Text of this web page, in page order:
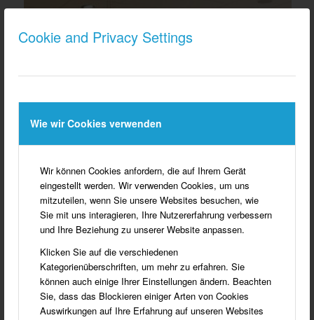
Cookie and Privacy Settings
Wie wir Cookies verwenden
Wir können Cookies anfordern, die auf Ihrem Gerät
eingestellt werden. Wir verwenden Cookies, um uns
mitzuteilen, wenn Sie unsere Websites besuchen, wie
Sie mit uns interagieren, Ihre Nutzererfahrung verbessern
und Ihre Beziehung zu unserer Website anpassen.
Klicken Sie auf die verschiedenen
Kategorienüberschriften, um mehr zu erfahren. Sie
können auch einige Ihrer Einstellungen ändern. Beachten
Sie, dass das Blockieren einiger Arten von Cookies
Auswirkungen auf Ihre Erfahrung auf unseren Websites